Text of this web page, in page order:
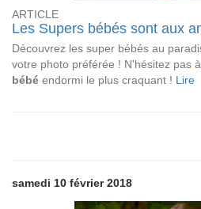
ARTICLE
Les Supers bébés sont aux
Découvrez les super bébés au
votre photo préférée ! N'hésitez pas
bébé endormi le plus craquant ! Lire
samedi 10 février 2018